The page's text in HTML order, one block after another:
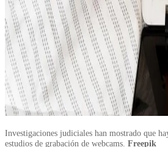
Investigaciones judiciales han mostrado que
estudios de grabación de webcams. Freepik